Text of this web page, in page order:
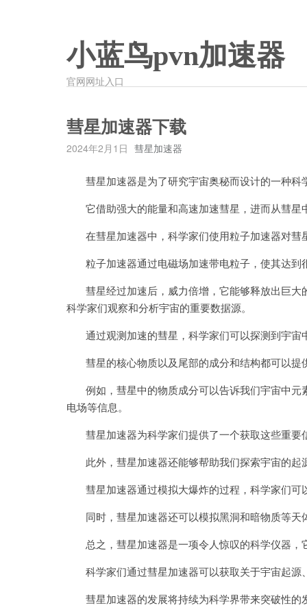
小蓝鸟pvn加速器
官网网址入口
彗星加速器下载
2024年2月1日 彗星加速器
彗星加速器是为了研究宇宙奥秘而设计的一种科
它借助强大的能量和高速加速彗星，进而从彗星
在彗星加速器中，科学家们使用粒子加速器对彗
粒子加速器通过电磁场加速带电粒子，使其达到
彗星经过加速后，威力倍增，它能够释放出巨大
科学家们观察和分析宇宙的重要数据源。
通过观测加速的彗星，科学家们可以探测到宇宙
彗星的核心物质以及尾部的成分和结构都可以提
例如，彗星中的物质成分可以告诉我们宇宙中元
电场等信息。
彗星加速器为科学家们提供了一个获取这些重要
此外，彗星加速器还能够帮助我们探索宇宙的起
彗星加速器通过模拟大爆炸的过程，科学家们可
同时，彗星加速器还可以模拟黑洞和暗物质等天
总之，彗星加速器是一项令人惊叹的科学仪器，
科学家们通过彗星加速器可以获取关于宇宙起源
彗星加速器的发展将持续为科学界带来突破性的